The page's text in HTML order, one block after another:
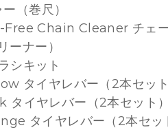
（巻尺）
Chain Cleaner チェ
ーナー）
シキット
タイヤレバー（2本セッ
イヤレバー（2本セット
タイヤレバー（2本セッ